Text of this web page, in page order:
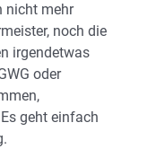
nicht mehr
noch die
irgendetwas
oder
geht einfach